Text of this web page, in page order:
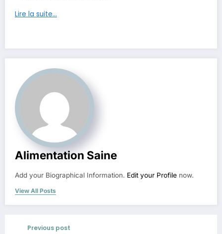
Lire la suite…
Alimentation Saine
Add your Biographical Information. Edit your Profile now.
View All Posts
Previous post